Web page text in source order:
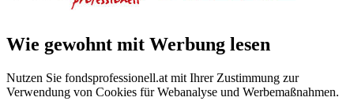
Wie gewohnt mit Werbung lesen
Nutzen Sie fondsprofessionell.at mit Ihrer Zustimmung zur
Verwendung von Cookies für Webanalyse und Werbemaßnahmen.